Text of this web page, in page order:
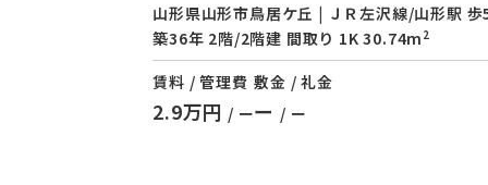
山形県山形市鳥居ケ丘 | ＪＲ左沢線/山形駅
築36年 2階/2階建 間取り 1K 30.74m 2
賃料 / 管理費
2.9万円 / ー
敷金 / 礼金
ー / ー